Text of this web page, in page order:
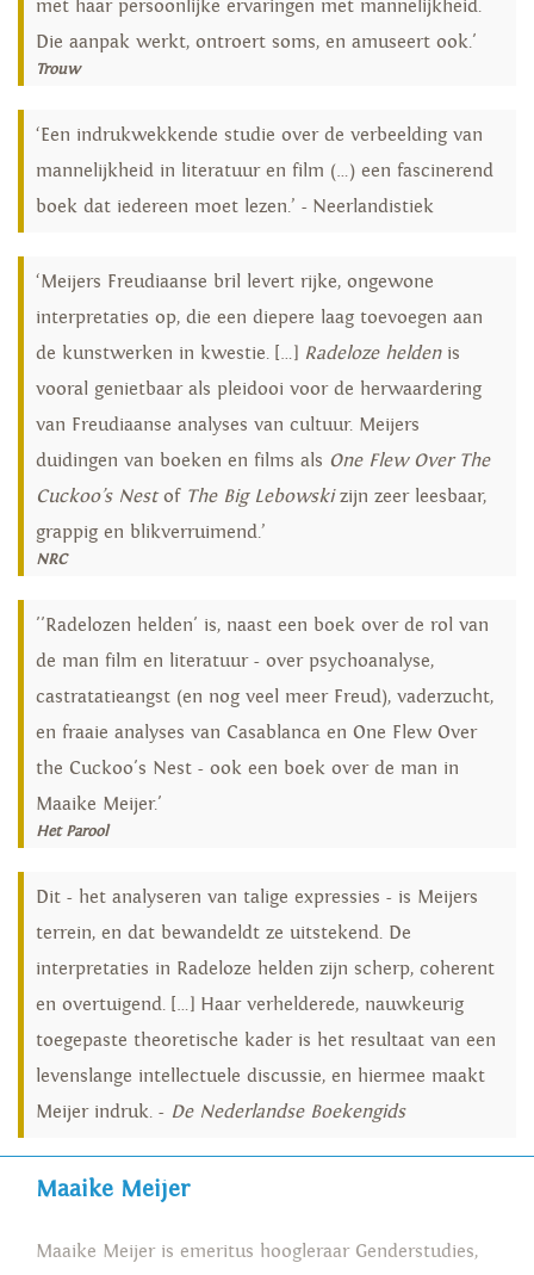
met haar persoonlijke ervaringen met mannelijkheid.
Die aanpak werkt, ontroert soms, en amuseert ook.'
Trouw
‘Een indrukwekkende studie over de verbeelding van
mannelijkheid in literatuur en film (…) een fascinerend
boek dat iedereen moet lezen.’ - Neerlandistiek
‘Meijers Freudiaanse bril levert rijke, ongewone
interpretaties op, die een diepere laag toevoegen aan
de kunstwerken in kwestie. […] Radeloze heldenis
vooral genietbaar als pleidooi voor de herwaardering
van Freudiaanse analyses van cultuur. Meijers
duidingen van boeken en films als One Flew Over The
Cuckoo’s Nestof The Big Lebowskizijn zeer leesbaar,
grappig en blikverruimend.’
NRC
''Radelozen helden' is, naast een boek over de rol van
de man film en literatuur - over psychoanalyse,
castratatieangst (en nog veel meer Freud), vaderzucht,
en fraaie analyses van Casablanca en One Flew Over
the Cuckoo's Nest - ook een boek over de man in
Maaike Meijer.'
Het Parool
Dit - het analyseren van talige expressies - is Meijers
terrein, en dat bewandeldt ze uitstekend. De
interpretaties in Radeloze helden zijn scherp, coherent
en overtuigend. […] Haar verhelderede, nauwkeurig
toegepaste theoretische kader is het resultaat van een
levenslange intellectuele discussie, en hiermee maakt
Meijer indruk. - De Nederlandse Boekengids
Maaike Meijer
Maaike Meijer is emeritus hoogleraar Genderstudies,